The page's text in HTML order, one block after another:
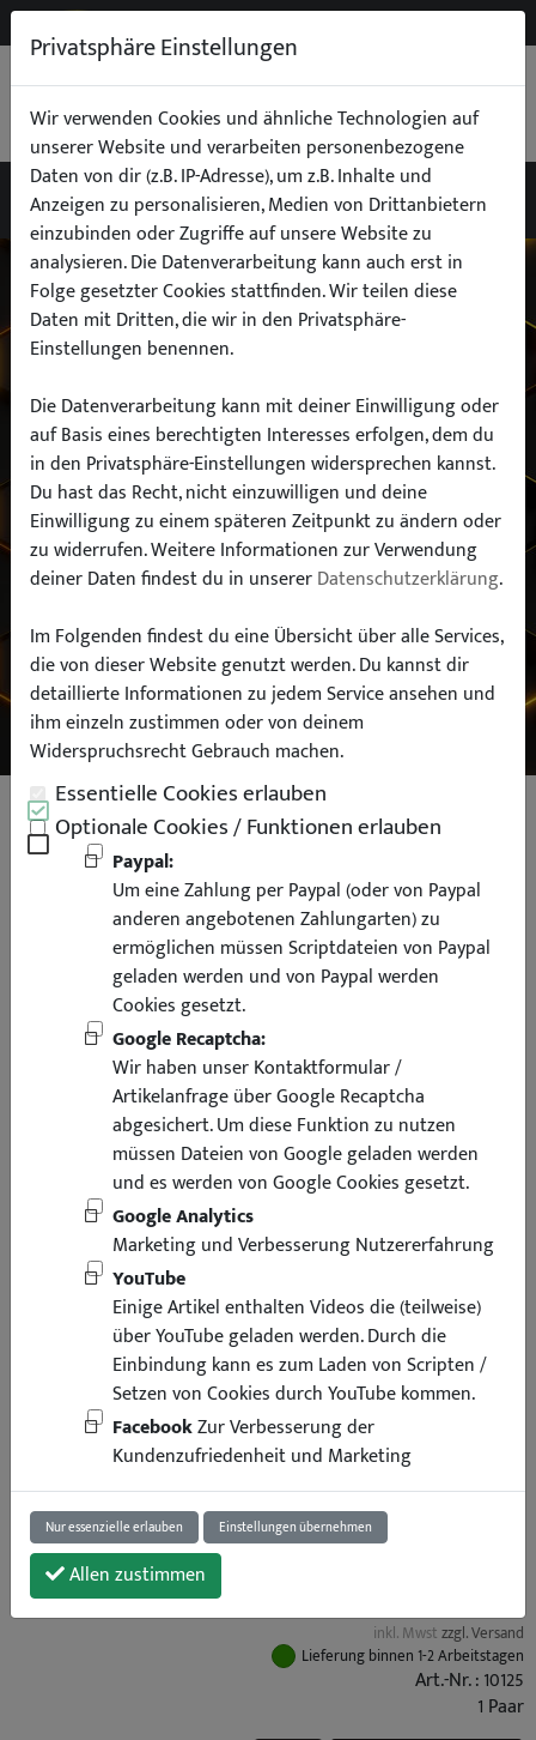
0,00 €
Wähle dein Auto
finde alle passenden Teile schnell und
einfach
Hersteller:
Modell:
SUCHEN
LED SMD Kennzeichenbeleuchtung
für BMW E46 Coupe Cabrio
inkl. Mwstzzgl. Versand
Lieferung binnen 1-2 Arbeitstagen
Art.-Nr. : 10125
1 Paar
Privatsphäre Einstellungen
Wir verwenden Cookies und ähnliche Technologien auf
unserer Website und verarbeiten personenbezogene
Daten von dir (z.B. IP-Adresse), um z.B. Inhalte und
Anzeigen zu personalisieren, Medien von Drittanbietern
einzubinden oder Zugriffe auf unsere Website zu
analysieren. Die Datenverarbeitung kann auch erst in
Folge gesetzter Cookies stattfinden. Wir teilen diese
Daten mit Dritten, die wir in den Privatsphäre-
Einstellungen benennen.
Die Datenverarbeitung kann mit deiner Einwilligung oder
auf Basis eines berechtigten Interesses erfolgen, dem du
in den Privatsphäre-Einstellungen widersprechen kannst.
Du hast das Recht, nicht einzuwilligen und deine
Einwilligung zu einem späteren Zeitpunkt zu ändern oder
zu widerrufen. Weitere Informationen zur Verwendung
deiner Daten findest du in unsererDatenschutzerklärung.
Im Folgenden findest du eine Übersicht über alle Services,
die von dieser Website genutzt werden. Du kannst dir
detaillierte Informationen zu jedem Service ansehen und
ihm einzeln zustimmen oder von deinem
Widerspruchsrecht Gebrauch machen.
Essentielle Cookies erlauben
Optionale Cookies / Funktionen erlauben
Paypal:
Um eine Zahlung per Paypal (oder von Paypal
anderen angebotenen Zahlungarten) zu
ermöglichen müssen Scriptdateien von Paypal
geladen werden und von Paypal werden
Cookies gesetzt.
Google Recaptcha:
Wir haben unser Kontaktformular /
Artikelanfrage über Google Recaptcha
abgesichert. Um diese Funktion zu nutzen
müssen Dateien von Google geladen werden
und es werden von Google Cookies gesetzt.
Google Analytics
Marketing und Verbesserung Nutzererfahrung
YouTube
Einige Artikel enthalten Videos die (teilweise)
über YouTube geladen werden. Durch die
Einbindung kann es zum Laden von Scripten /
Setzen von Cookies durch YouTube kommen.
FacebookZur Verbesserung der
Kundenzufriedenheit und Marketing
Nur essenzielle erlauben Einstellungen übernehmen
Allen zustimmen